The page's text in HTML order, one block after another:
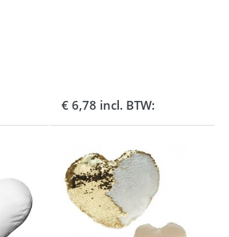
€ 6,78 incl. BTW: